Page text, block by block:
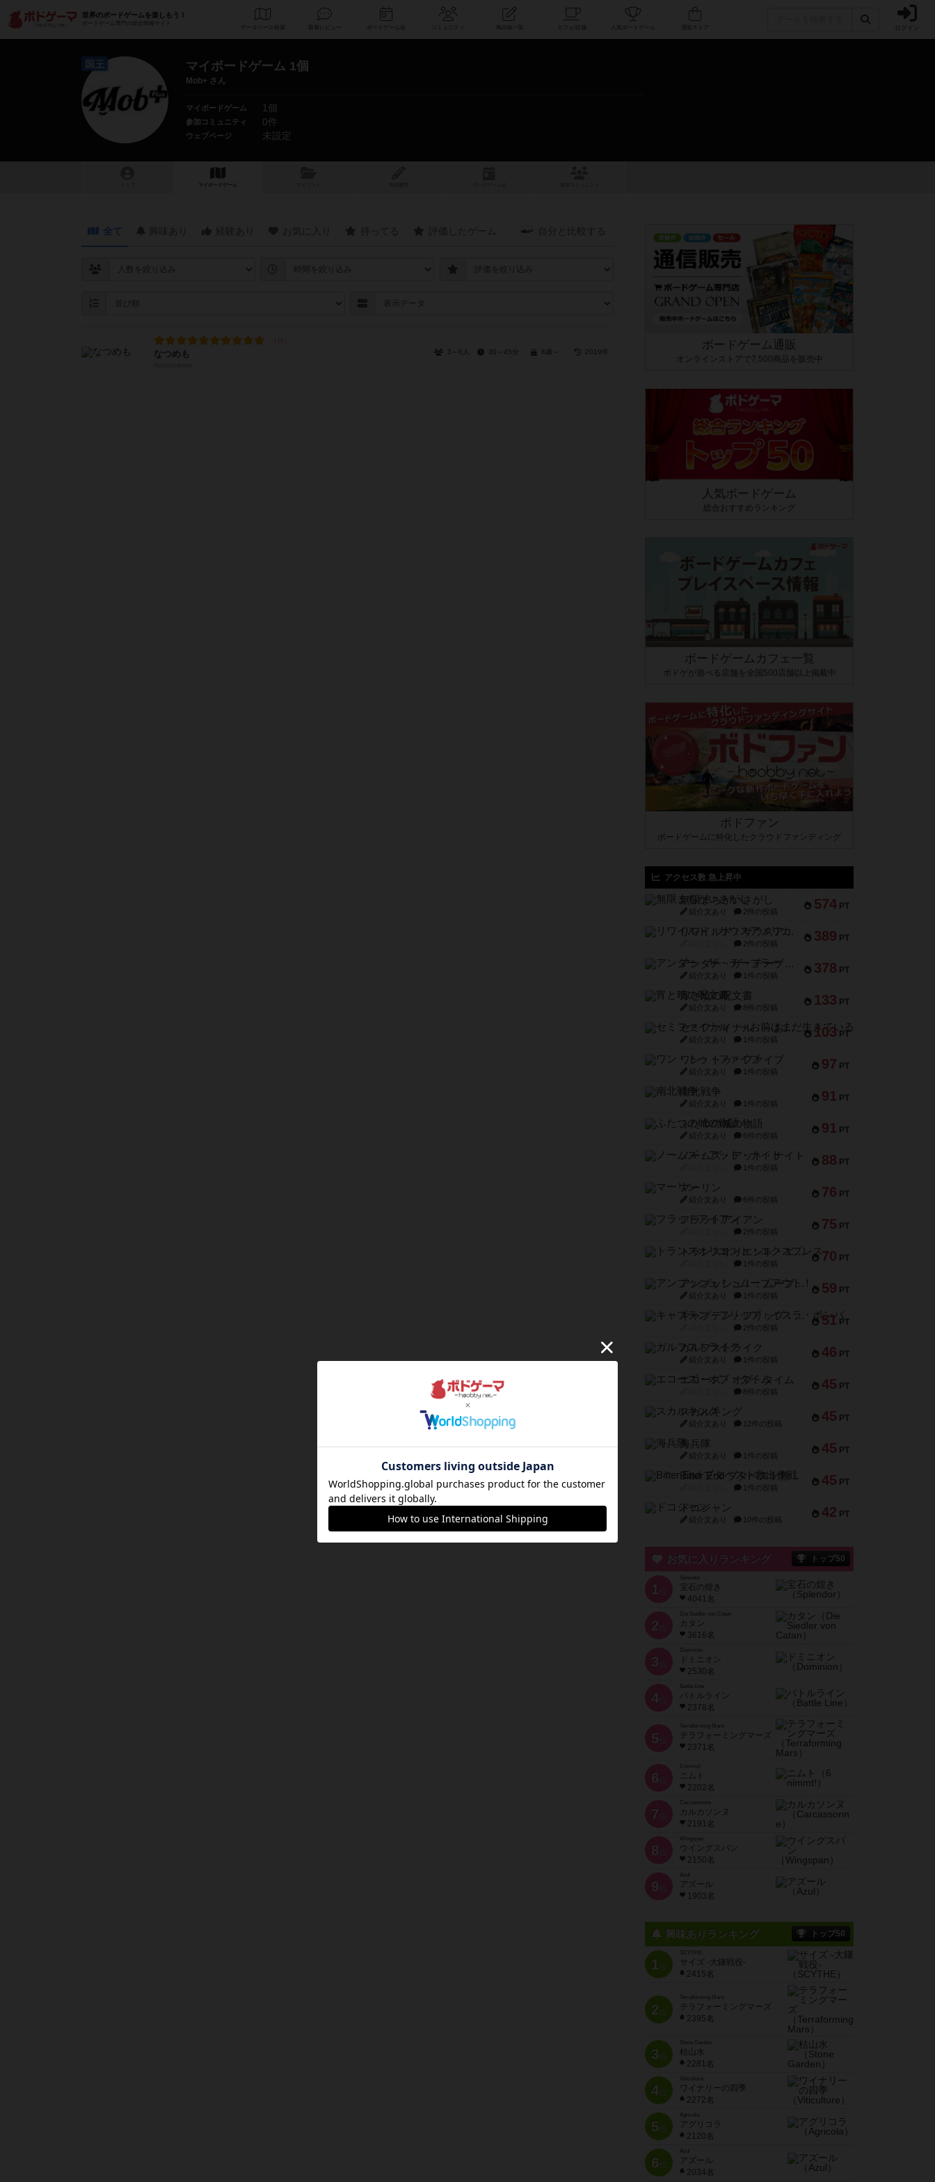
世界のボードゲームを楽しもう！
ボードゲーム専門の総合情報サイト
データベース コミュニティ 人気ボードゲーム ログイン
国王 マイボードゲーム 1個
Mob+ さん
マイボードゲーム 1個
参加コミュニティ 0件
ウェブページ 未設定
マイボードゲーム
全て
なつめも 3～6人 30～45分 8歳～ 2019年
ボードゲーム通販
オンラインストアで7,500商品を販売中
人気ボードゲーム
総合おすすめランキング
ボードゲームカフェ一覧
ボドゲが遊べる店舗を全国500店舗以上掲載中
ボドファン
ボードゲームに特化したクラウドファンディング
アクセス数 急上昇中
574 PT
無限まちがいさがし
紹介文あり 2件の投稿
389 PT
リワイルド：サウスアメリカ
2件の投稿
378 PT
アンダー・ザ・テーブラー
紹介文あり 1件の投稿
133 PT
宵と暁の呪文書
紹介文あり 8件の投稿
103 PT
セミファイナル ～お前はまだ生きている～
紹介文あり 1件の投稿
97 PT
ワン・トゥ・ファイブ
紹介文あり 1件の投稿
91 PT
南北戦争
紹介文あり 1件の投稿
91 PT
ふたつの城の物語
紹介文あり 6件の投稿
88 PT
ノームズ・アット・ナイト
1件の投稿
76 PT
マーリン
紹介文あり 6件の投稿
75 PT
フラットアイアン
2件の投稿
70 PT
トランスオリエント・エクスプレス
1件の投稿
59 PT
アンブッシュ！：ムーブアウト！
紹介文あり 1件の投稿
51 PT
キャプテン・フリップ：イスラ・ボンバ
2件の投稿
46 PT
ガルフストライク
紹介文あり 1件の投稿
45 PT
エコーズ・オブ・タイム
8件の投稿
45 PT
スカルキング
紹介文あり 12件の投稿
45 PT
海兵隊
紹介文あり 1件の投稿
45 PT
Bitter End ブタペスト救出作戦
1件の投稿
42 PT
ドコジャン
紹介文あり 10件の投稿
お気に入りランキング トップ50
1 位
宝石の煌き
4041名
2 位
Die Siedler von Catan
カタン
3616名
3 位
ドミニオン
2530名
4位
Battle Line
バトルライン
2378名
5 位
Terraforming Mars
テラフォーミングマーズ
2371名
6 位
ニムト
2202名
7 位
Carcassonne
カルカソンヌ
2191名
8 位
Wingspan
ウイングスパン
2150名
9 位
Azul
アズール
1903名
興味ありランキング トップ50
1位
SCYTHE
サイズ -大鎌戦役-
2415名
2位
Terraforming Mars
テラフォーミングマーズ
2395名
3位
Stone Garden
枯山水
2281名
4位
Viticulture
ワイナリーの四季
2272名
5位
Agricola
アグリコラ
2120名
6位
Azul
アズール
2034名